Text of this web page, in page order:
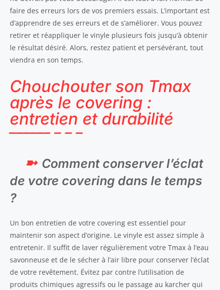
faire des erreurs lors de vos premiers essais. L’important est
d’apprendre de ses erreurs et de s’améliorer. Vous pouvez
retirer et réappliquer le vinyle plusieurs fois jusqu’à obtenir
le résultat désiré. Alors, restez patient et persévérant, tout
viendra en son temps.
Chouchouter son Tmax
après le covering :
entretien et durabilité
Comment conserver l’éclat
de votre covering dans le temps
?
Un bon entretien de votre covering est essentiel pour
maintenir son aspect d’origine. Le vinyle est assez simple à
entretenir. Il suffit de laver régulièrement votre Tmax à l’eau
savonneuse et de le sécher à l’air libre pour conserver l’éclat
de votre revêtement. Évitez par contre l’utilisation de
produits chimiques agressifs ou le passage au karcher qui